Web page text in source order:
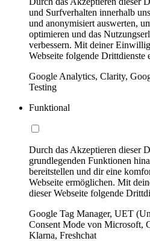
und Surfverhalten innerhalb
und anonymisiert auswerten,
optimieren und das
verbessern. Mit deiner
Webseite folgende Drittdienste
Google Analytics, Clarity,
Testing
Funktional
Durch das Akzeptieren dieser
grundlegenden Funktionen
bereitstellen und dir eine
Webseite ermöglichen. Mit
dieser Webseite folgende
Google Tag Manager, UET
Consent Mode von Microsoft,
Klarna, Freshchat